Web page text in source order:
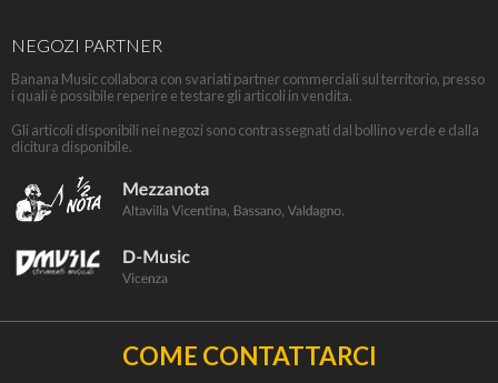
NEGOZI PARTNER
Banana Music collabora con svariati partner commerciali sul territorio, presso
i quali è possibile reperire e testare gli articoli in vendita.
Gli articoli disponibili nei negozi sono contrassegnati dal bollino verde e dalla
dicitura disponibile.
COME CONTATTARCI